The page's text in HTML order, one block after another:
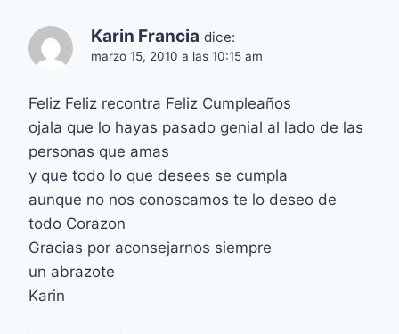
Karin Francia dice:
marzo 15, 2010 a las 10:15 am
Feliz Feliz recontra Feliz Cumpleaños
ojala que lo hayas pasado genial al lado de las
personas que amas
y que todo lo que desees se cumpla
aunque no nos conoscamos te lo deseo de
todo Corazon
Gracias por aconsejarnos siempre
un abrazote
Karin